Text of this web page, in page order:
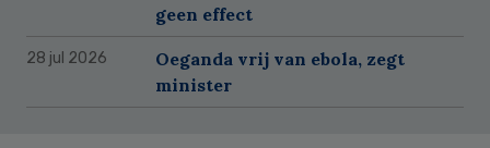
geen effect
28 jul 2026
Oeganda vrij van ebola, zegt
minister